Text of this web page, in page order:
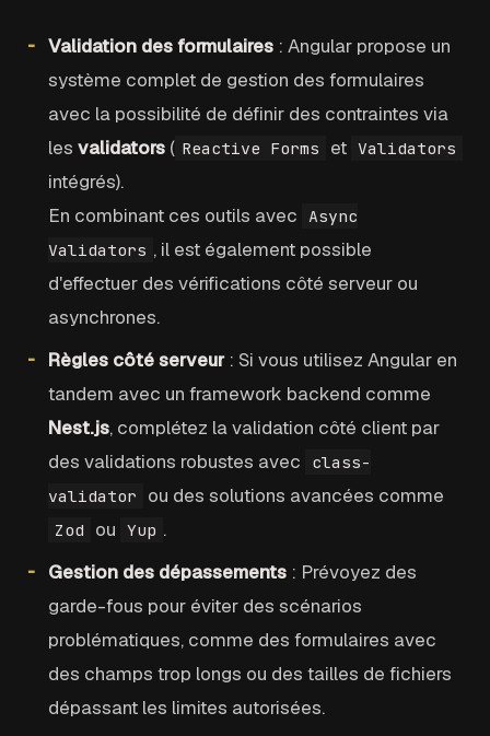
Validation des formulaires : Angular propose un
système complet de gestion des formulaires
avec la possibilité de définir des contraintes via
les validators ( Reactive Forms et Validators
intégrés).
En combinant ces outils avec
Async
Validators , il est également possible
d'effectuer des vérifications côté serveur ou
asynchrones.
Règles côté serveur: Si vous utilisez Angular en
tandem avec un framework backend comme
Nest.js, complétez la validation côté client par
des validations robustes avec
class-
validator
ou des solutions avancées comme
Zod ou Yup .
Gestion des dépassements : Prévoyez des
garde-fous pour éviter des scénarios
problématiques, comme des formulaires avec
des champs trop longs ou des tailles de fichiers
dépassant les limites autorisées.